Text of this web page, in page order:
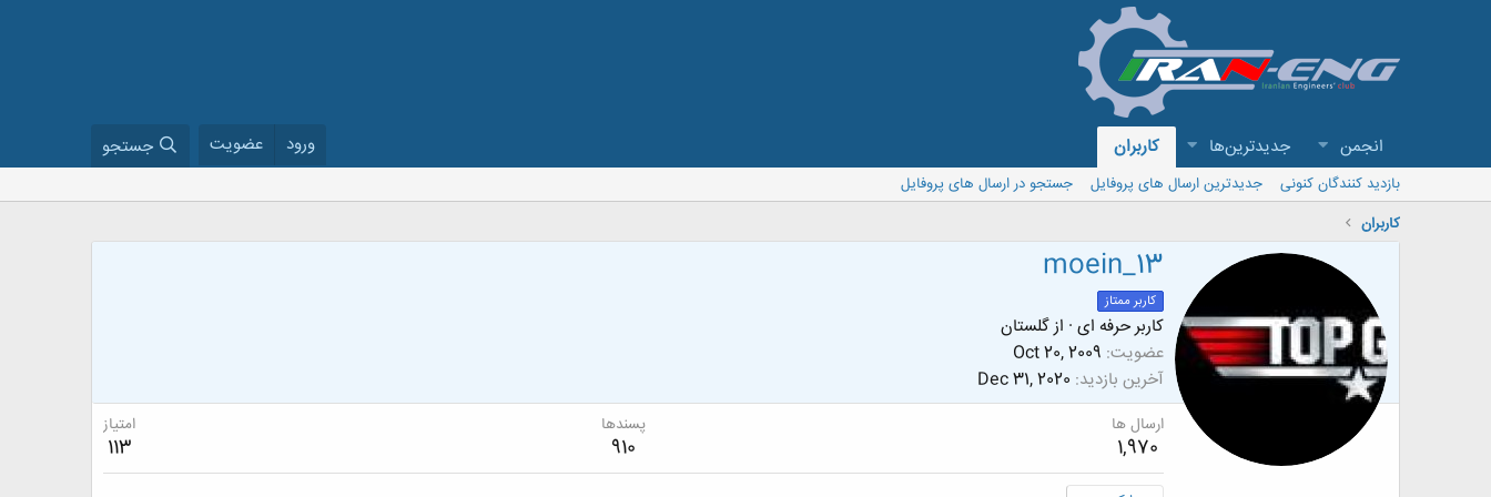
انجمن جدیدترین‌ها کاربران ورود عضویت جستجو
بازدید کنندگان کنونی جدیدترین ارسال های پروفایل
جستجو در ارسال های پروفایل
کاربران
moein_13
کاربر ممتاز
کاربر حرفه ای · ازگلستان
عضویت Oct 20, 2009
آخرین بازدید Dec 31, 2020
ارسال ها
1,970
پسندها
910
امتیاز
113